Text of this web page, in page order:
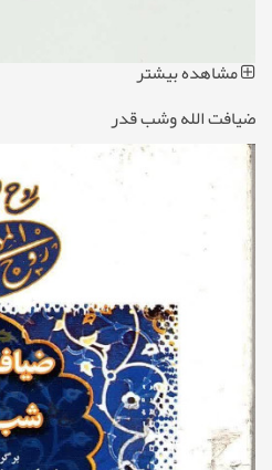
مشاهده بیشتر
ضیافت الله وشب قدر